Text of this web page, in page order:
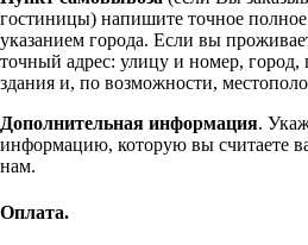
гостиницы) напишите точное
указанием города. Если вы
точный адрес: улицу и номер, город,
здания и, по возможности,
Дополнительная информация.
информацию, которую вы считаете
нам.
Оплата.